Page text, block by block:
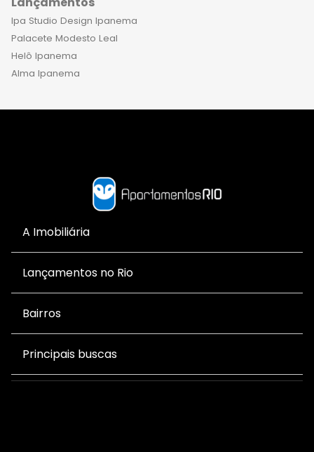
Ipa Studio Design Ipanema
Palacete Modesto Leal
Helô Ipanema
Alma Ipanema
A Imobiliária
Lançamentos no Rio
Bairros
Principais buscas